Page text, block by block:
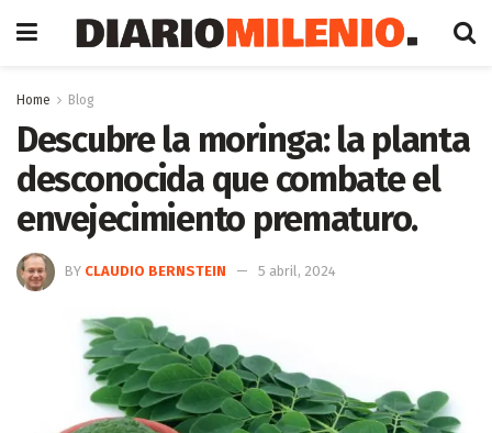
Home Blog
Descubre la moringa: la planta
desconocida que combate el
envejecimiento prematuro.
BY CLAUDIO BERNSTEIN 5 abril, 2024